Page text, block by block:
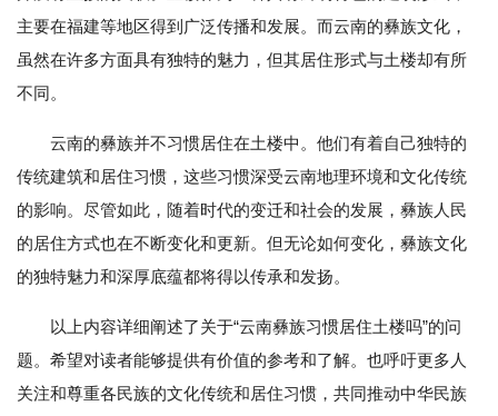
主要在福建等地区得到广泛传播和发展。而云南的彝族文化，
虽然在许多方面具有独特的魅力，但其居住形式与土楼却有所
不同。
云南的彝族并不习惯居住在土楼中。他们有着自己独特的
传统建筑和居住习惯，这些习惯深受云南地理环境和文化传统
的影响。尽管如此，随着时代的变迁和社会的发展，彝族人民
的居住方式也在不断变化和更新。但无论如何变化，彝族文化
的独特魅力和深厚底蕴都将得以传承和发扬。
以上内容详细阐述了关于“云南彝族习惯居住土楼吗”的问
题。希望对读者能够提供有价值的参考和了解。也呼吁更多人
关注和尊重各民族的文化传统和居住习惯，共同推动中华民族